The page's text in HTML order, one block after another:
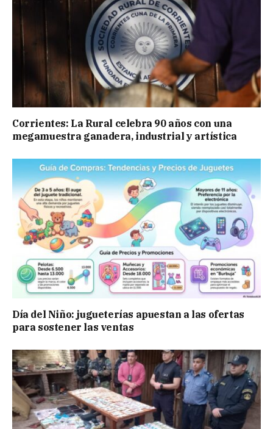
Corrientes: La Rural celebra 90 años con una
megamuestra ganadera, industrial y artística
Día del Niño: jugueterías apuestan a las ofertas
para sostener las ventas